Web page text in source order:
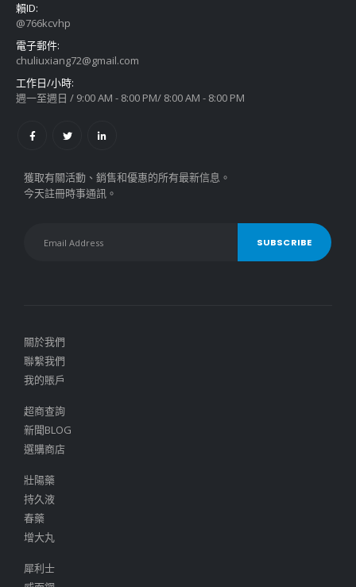
賴ID:
@766kcvhp
電子郵件:
chuliuxiang72@gmail.com
工作日/小時:
週一至週日 / 9:00 AM - 8:00 PM/ 8:00 AM - 8:00 PM
獲取有關活動、銷售和優惠的所有最新信息。
今天註冊時事通訊。
關於我們
聯繫我們
我的賬戶
超商查詢
新聞BLOG
選購商店
壯陽藥
持久液
春藥
增大丸
犀利士